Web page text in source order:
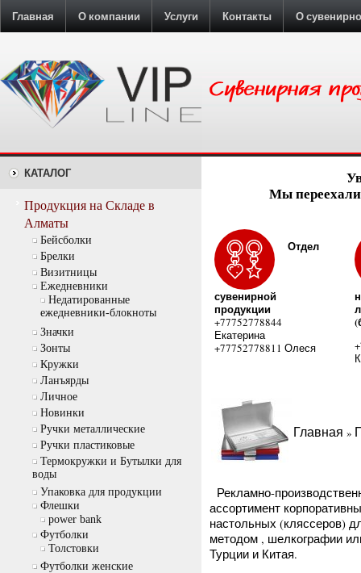
Главная О компании Услуги Контакты О
КАТАЛОГ
Продукция на Складе в
Алматы
Бейсболки
Брелки
Визитницы
Ежедневники
Недатированные
ежедневники-блокноты
Значки
Зонты
Кружки
Ланъярды
Личное
Новинки
Ручки металлические
Ручки пластиковые
Термокружки и Бутылки для
воды
Упаковка для продукции
Флешки
power bank
Футболки
Толстовки
Футболки женские
Мы
Отдел
сувенирной
продукции
+77752778844
Екатерина
+77752778811 Олеся
Главная »
Рекламно-
ассортимент
настольных (кляссеров)
методом , шелкографии
Турции и Китая.